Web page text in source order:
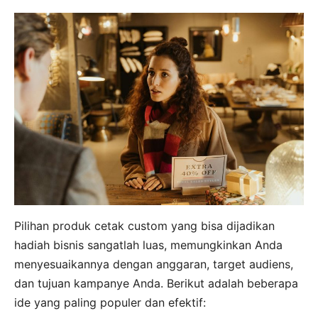
Pilihan produk cetak custom yang bisa dijadikan
hadiah bisnis sangatlah luas, memungkinkan Anda
menyesuaikannya dengan anggaran, target audiens,
dan tujuan kampanye Anda. Berikut adalah beberapa
ide yang paling populer dan efektif: